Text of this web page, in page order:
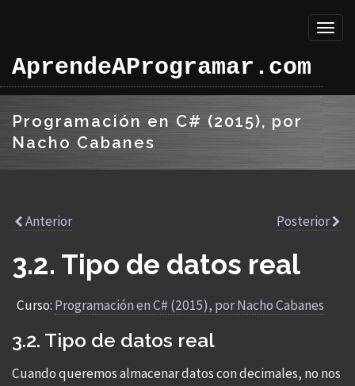
AprendeAProgramar.com
Programación en C# (2015), por
Nacho Cabanes
Anterior Posterior
3.2. Tipo de datos real
Curso: Programación en C# (2015), por Nacho Cabanes
3.2. Tipo de datos real
Cuando queremos almacenar datos con decimales, no nos